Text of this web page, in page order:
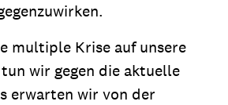
multiple Krise auf unsere
wir gegen die aktuelle
erwarten wir von der